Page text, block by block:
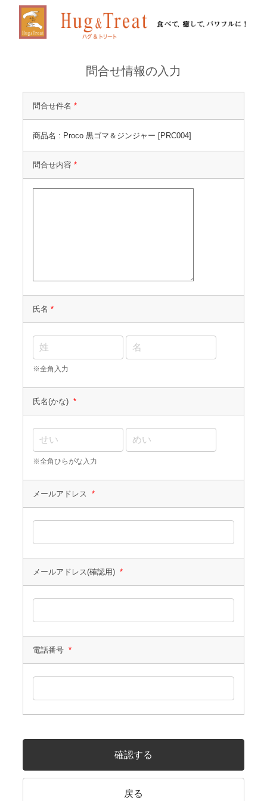
問合せ情報の入力
問合せ件名 *
商品名 : Proco 黒ゴマ＆ジンジャー [PRC004]
問合せ内容 *
氏名 *
※全角入力
氏名(かな) *
※全角ひらがな入力
メールアドレス *
メールアドレス(確認用) *
電話番号 *
確認する
戻る